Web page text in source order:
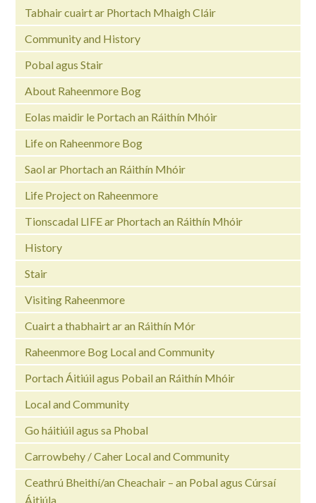
Tabhair cuairt ar Phortach Mhaigh Cláir
Community and History
Pobal agus Stair
About Raheenmore Bog
Eolas maidir le Portach an Ráithín Mhóir
Life on Raheenmore Bog
Saol ar Phortach an Ráithín Mhóir
Life Project on Raheenmore
Tionscadal LIFE ar Phortach an Ráithín Mhóir
History
Stair
Visiting Raheenmore
Cuairt a thabhairt ar an Ráithín Mór
Raheenmore Bog Local and Community
Portach Áitiúil agus Pobail an Ráithín Mhóir
Local and Community
Go háitiúil agus sa Phobal
Carrowbehy / Caher Local and Community
Ceathrú Bheithí/an Cheachair – an Pobal agus Cúrsaí
Áitiúla